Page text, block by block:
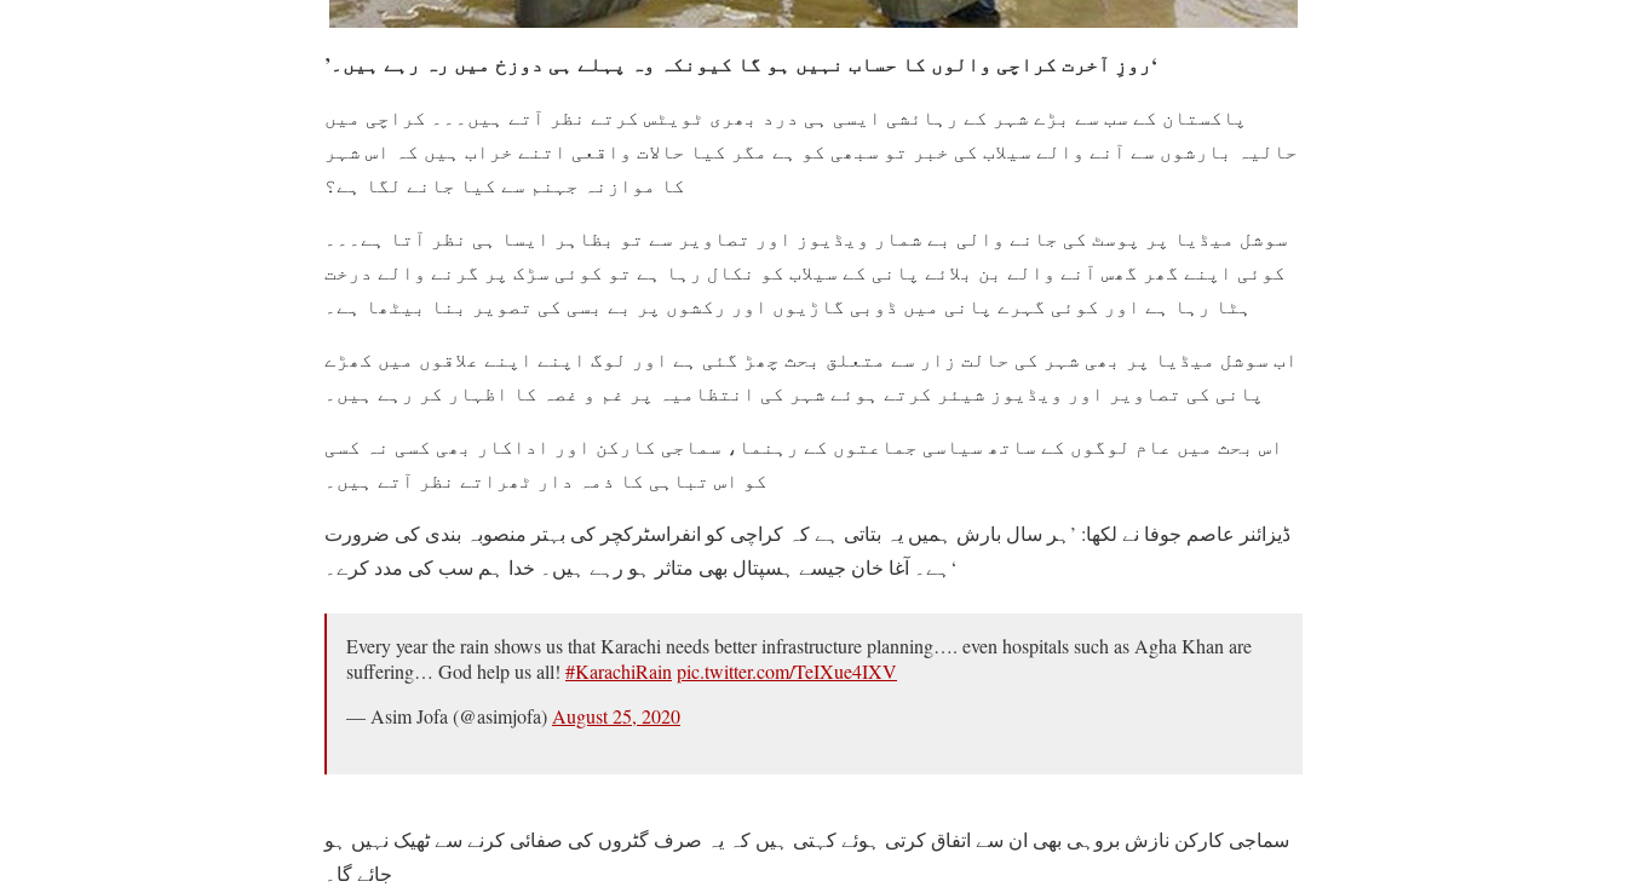
’روزِ آخرت کراچی والوں کا حساب نہیں ہو گا کیونکہ وہ پہلے ہی دوزخ میں رہ رہے ہیں۔‘
پاکستان کے سب سے بڑے شہر کے رہائشی ایسی ہی درد بھری ٹویٹس کرتے نظر آتے ہیں۔۔۔ کراچی میں
حالیہ بارشوں سے آنے والے سیلاب کی خبر تو سبھی کو ہے مگر کیا حالات واقعی اتنے خراب ہیں کہ اس شہر
کا موازنہ جہنم سے کیا جانے لگا ہے؟
سوشل میڈیا پر پوسٹ کی جانے والی بے شمار ویڈیوز اور تصاویر سے تو بظاہر ایسا ہی نظر آتا ہے۔۔۔
کوئی اپنے گھر گھس آنے والے بن بلائے پانی کے سیلاب کو نکال رہا ہے تو کوئی سڑک پر گرنے والے درخت
ہٹا رہا ہے اور کوئی گہرے پانی میں ڈوبی گاڑیوں اور رکشوں پر بے بسی کی تصویر بنا بیٹھا ہے۔
اب سوشل میڈیا پر بھی شہر کی حالت زار سے متعلق بحث چھڑ گئی ہے اور لوگ اپنے اپنے علاقوں میں کھڑے
پانی کی تصاویر اور ویڈیوز شیئر کرتے ہوئے شہر کی انتظامیہ پر غم و غصہ کا اظہار کر رہے ہیں۔
اس بحث میں عام لوگوں کے ساتھ سیاسی جماعتوں کے رہنما، سماجی کارکن اور اداکار بھی کسی نہ کسی
کو اس تباہی کا ذمہ دار ٹھراتے نظر آتے ہیں۔
ڈیزائنر عاصم جوفا نے لکھا: ’ہر سال بارش ہمیں یہ بتاتی ہے کہ کراچی کو انفراسٹرکچر کی بہتر منصوبہ بندی کی ضرورت
ہے۔ آغا خان جیسے ہسپتال بھی متاثر ہو رہے ہیں۔ خدا ہم سب کی مدد کرے۔‘
Every year the rain shows us that Karachi needs better infrastructure planning…. even hospitals such as Agha Khan are
suffering… God help us all! #KarachiRain pic.twitter.com/TeIXue4IXV
— Asim Jofa (@asimjofa) August 25, 2020
سماجی کارکن نازش بروہی بھی ان سے اتفاق کرتی ہوئے کہتی ہیں کہ یہ صرف گٹروں کی صفائی کرنے سے ٹھیک نہیں ہو
جائے گا۔